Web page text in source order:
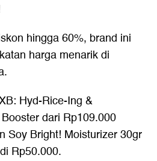
hingga 60%, brand ini
harga menarik di
Hyd-Rice-Ing &
dari Rp109.000
Soy Bright! Moisturizer 30gr
Rp50.000.